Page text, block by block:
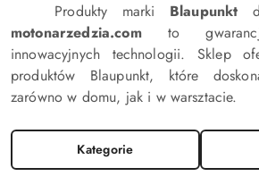
Produkty marki Blaupunkt
motonarzedzia.comto
innowacyjnych technologii. Sklep
produktów Blaupunkt, które
zarówno w domu, jak i w warsztacie.
Kategorie